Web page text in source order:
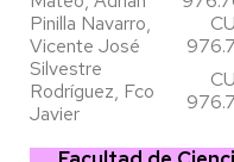
Pinilla Navarro,
Vicente José
Silvestre
Rodríguez, Fco
Javier